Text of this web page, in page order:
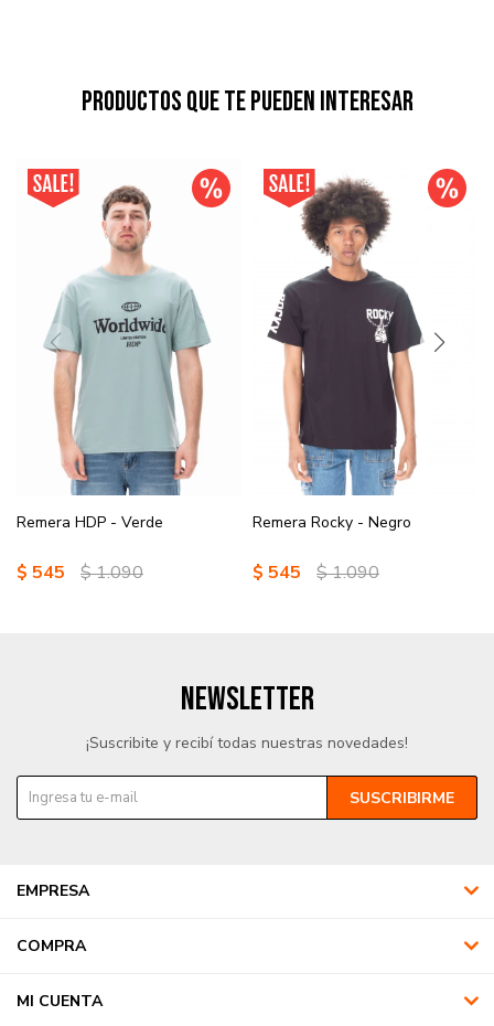
Productos que te pueden interesar
Remera HDP - Verde
$ 545 $1.090
Remera Rocky - Negro
$ 545 $1.090
EMPRESA
COMPRA
MI CUENTA
NEWSLETTER
¡Suscribite y recibí todas nuestras novedades!
SUSCRIBIRME